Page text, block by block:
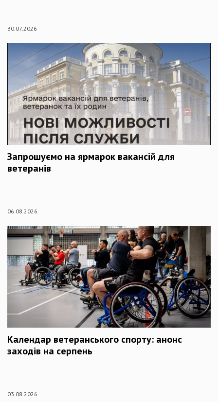
30.07.2026
Запрошуємо на ярмарок вакансій для
ветеранів
06.08.2026
Календар ветеранського спорту: анонс
заходів на серпень
03.08.2026